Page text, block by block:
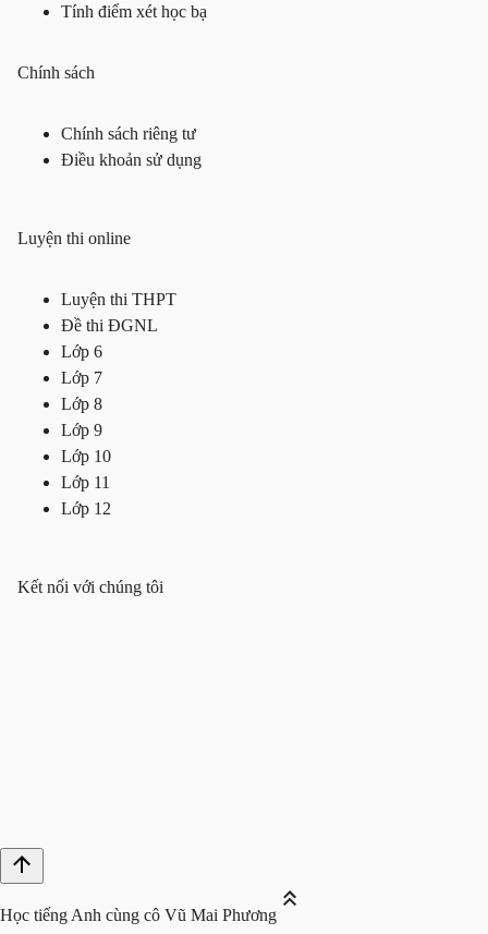
Tính điểm xét học bạ
Chính sách
Chính sách riêng tư
Điều khoản sử dụng
Luyện thi online
Luyện thi THPT
Đề thi ĐGNL
Lớp 6
Lớp 7
Lớp 8
Lớp 9
Lớp 10
Lớp 11
Lớp 12
Kết nối với chúng tôi
Học tiếng Anh cùng cô Vũ Mai Phương